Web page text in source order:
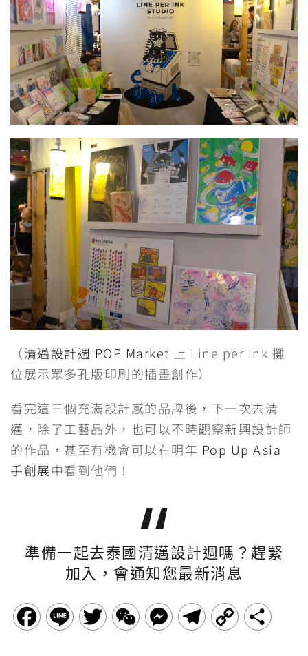
（清邁設計週 POP Market 上 Line per Ink 攤
位展示眾多孔版印刷的插畫創作）
看完這三個充滿設計感的品牌後，下一次去清
邁，除了工藝品外，也可以不時觀察新興設計師
的作品，甚至有機會可以在明年 Pop Up Asia
手創展中看到他們！
準備一起去泰國清邁設計週嗎？趕緊
加入，會通知您最新消息
F
L
T
W
M
T
C